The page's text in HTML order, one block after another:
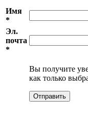
Имя
*
Эл.
почта
*
Вы получите
как только